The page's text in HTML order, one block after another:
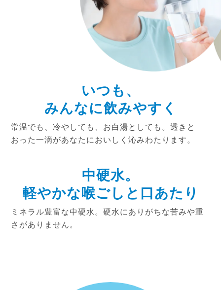
いつも、
みんなに飲みやすく
常温でも、冷やしても、お白湯としても。透きと
おった一滴があなたにおいしく沁みわたります。
中硬水。
軽やかな喉ごしと口あたり
ミネラル豊富な中硬水。硬水にありがちな苦みや重
さがありません。